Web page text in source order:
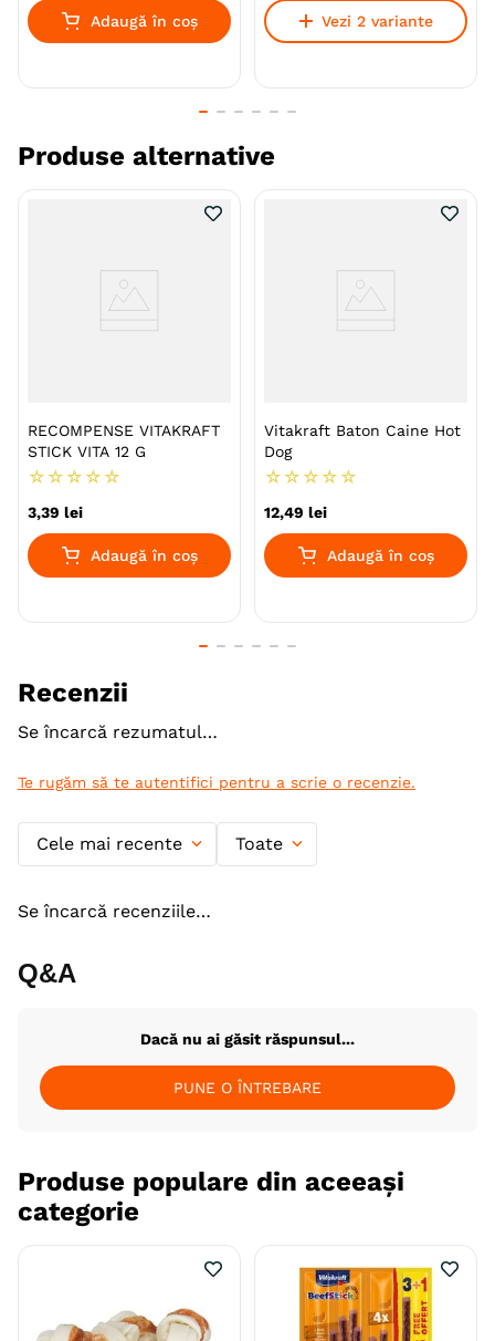
•reteta fara zahar
• disponibil la 4 bucati
Vitakrafteste implicat de ani buni in crearea si
producerea de produse animale de inalta calitate.
Multi ani de experienta ne-au permis sa cream
Aroma Pasare
Ambalaj Plic
Producator Vitakraft
Adaugă în coș Vezi 2 variante
Produse alternative
RECOMPENSE VITAKRAFT
STICK VITA 12 G
☆ ☆ ☆ ☆ ☆
3,39 lei
Adaugă în coș
Vitakraft Baton Caine Hot
Dog
☆ ☆ ☆ ☆ ☆
12,49 lei
Adaugă în coș
Recenzii
Se încarcă rezumatul…
Te rugăm să te autentifici pentru a scrie o recenzie.
Cele mai recente Toate
Se încarcă recenziile…
Q&A
Dacă nu ai găsit răspunsul...
PUNE O ÎNTREBARE
Produse populare din aceeași
categorie